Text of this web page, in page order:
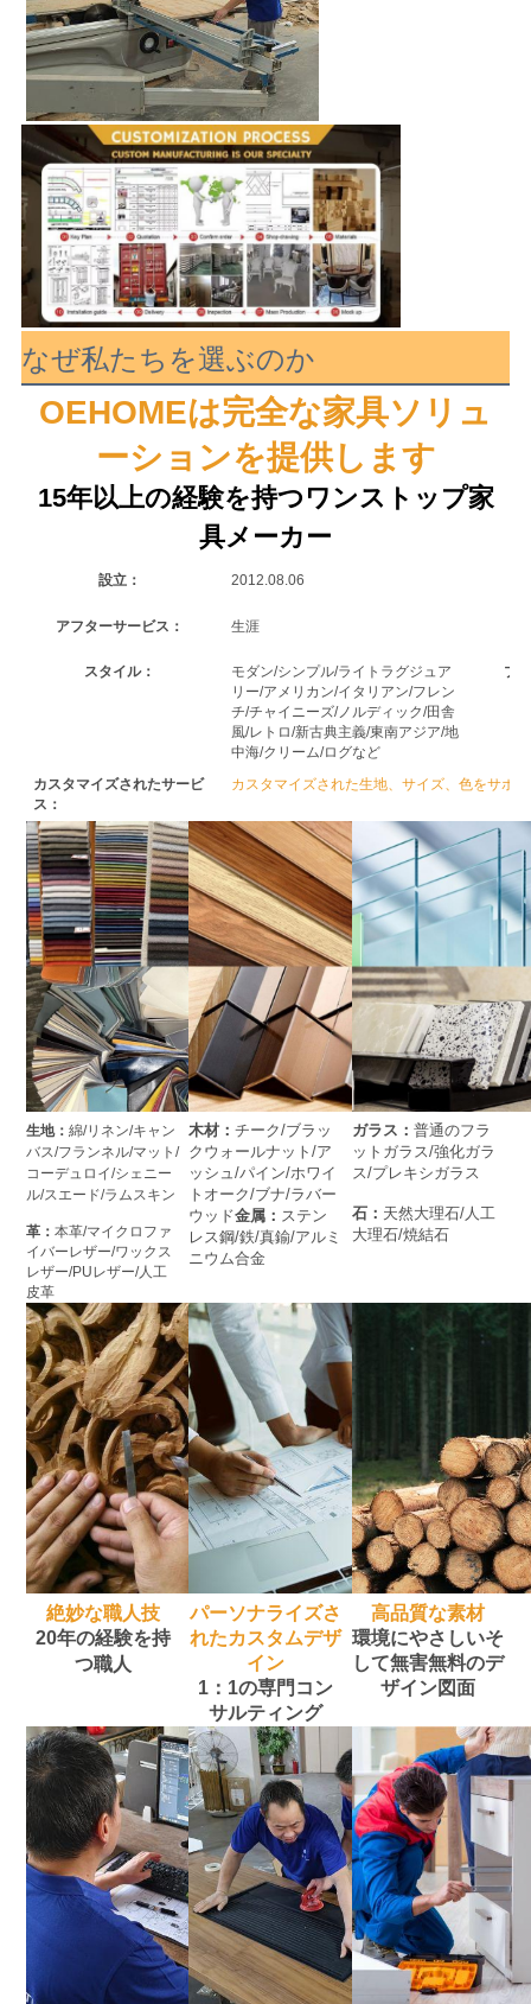
なぜ私たちを選ぶのか
OEHOMEは完全な家具ソリュ
ーションを提供します
15年以上の経験を持つワンストップ家
具メーカー
設立： 2012.08.06
アフターサービス： 生涯
スタイル：
モダン/シンプル/ライトラグジュア
リー/アメリカン/イタリアン/フレン
チ/チャイニーズ/ノルディック/田舎
風/レトロ/新古典主義/東南アジア/地
中海/クリーム/ログなど
プ
カスタマイズされたサービ
ス：
カスタマイズされた生地、サイズ、色をサポ
生地： 綿/リネン/キャン
バス/フランネル/マット/
コーデュロイ/シェニー
ル/スエード/ラムスキン
革： 本革/マイクロファ
イバーレザー/ワックス
レザー/PUレザー/人工
皮革
木材：チーク/ブラッ
クウォールナット/ア
ッシュ/パイン/ホワイ
トオーク/ブナ/ラバー
ウッド金属： ステン
レス鋼/鉄/真鍮/アルミ
ニウム合金
ガラス： 普通のフラ
ットガラス/強化ガラ
ス/プレキシガラス
石： 天然大理石/人工
大理石/焼結石
絶妙な職人技
20年の経験を持
つ職人
パーソナライズさ
れたカスタムデザ
イン
1：1の専門コン
サルティング
高品質な素材
環境にやさしいそ
して無害無料のデ
ザイン図面